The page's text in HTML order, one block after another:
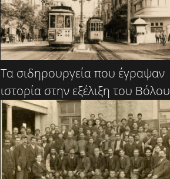
Τα σιδηρουργεία που έγραψαν
ιστορία στην εξέλιξη του Βόλου